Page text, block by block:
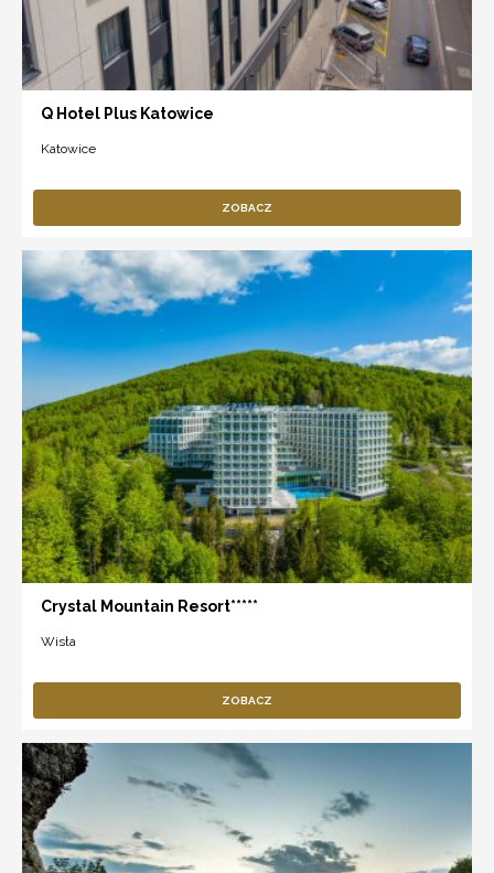
Q Hotel Plus Katowice
Katowice
ZOBACZ
Crystal Mountain Resort*****
Wisła
ZOBACZ